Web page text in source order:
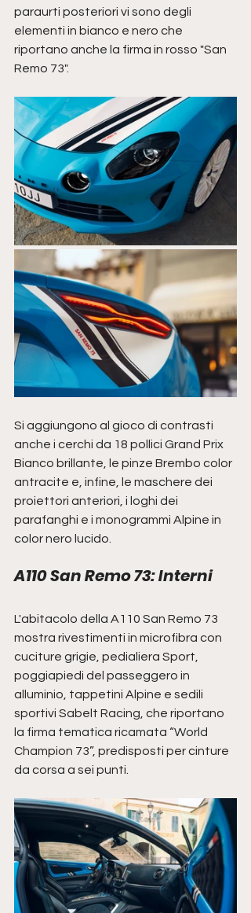
paraurti posteriori vi sono degli
elementi in bianco e nero che
riportano anche la firma in rosso "San
Remo 73".
Si aggiungono al gioco di contrasti
anche i cerchi da 18 pollici Grand Prix
Bianco brillante, le pinze Brembo color
antracite e, infine, le maschere dei
proiettori anteriori, i loghi dei
parafanghi e i monogrammi Alpine in
color nero lucido.
A110 San Remo 73: Interni
L'abitacolo della A110 San Remo 73
mostra rivestimenti in microfibra con
cuciture grigie, pedialiera Sport,
poggiapiedi del passeggero in
alluminio, tappetini Alpine e sedili
sportivi Sabelt Racing, che riportano
la firma tematica ricamata “World
Champion 73”, predisposti per cinture
da corsa a sei punti.